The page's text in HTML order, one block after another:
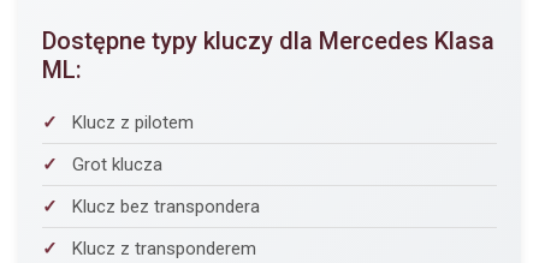
Dostępne typy kluczy dla Mercedes Klasa
ML:
Klucz z pilotem
Grot klucza
Klucz bez transpondera
Klucz z transponderem